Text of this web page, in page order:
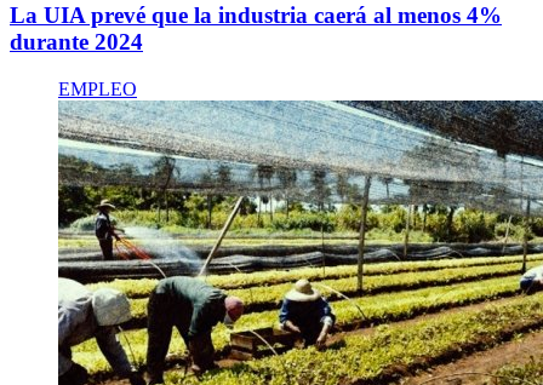
La UIA prevé que la industria caerá al menos 4%
durante 2024
EMPLEO